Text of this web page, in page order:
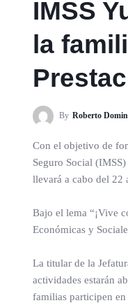
IMSS
la
By Roberto
Con el objetivo de
Seguro Social
llevará a cabo del 22
Bajo el lema “¡Vive
Económicas y
La titular de la
actividades estarán
familias participen